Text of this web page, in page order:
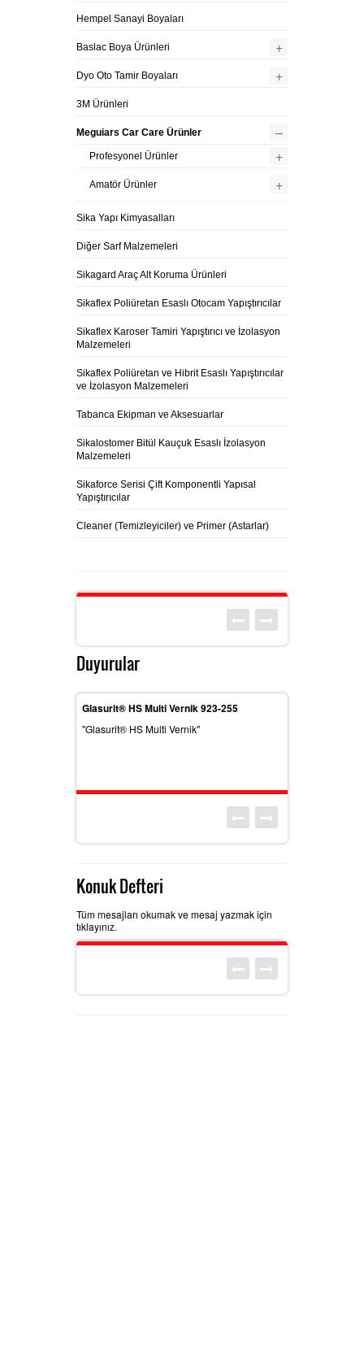
Hempel Sanayi Boyaları
Baslac Boya Ürünleri +
Dyo Oto Tamir Boyaları +
3M Ürünleri
Meguiars Car Care Ürünler –
Profesyonel Ürünler +
Amatör Ürünler +
Sika Yapı Kimyasalları
Diğer Sarf Malzemeleri
Sikagard Araç Alt Koruma Ürünleri
Sikaflex Poliüretan Esaslı Otocam Yapıştırıcılar
Sikaflex Karoser Tamiri Yapıştırıcı ve İzolasyon
Malzemeleri
Sikaflex Poliüretan ve Hibrit Esaslı Yapıştırıcılar
ve İzolasyon Malzemeleri
Tabanca Ekipman ve Aksesuarlar
Sikalostomer Bitül Kauçuk Esaslı İzolasyon
Malzemeleri
Sikaforce Serisi Çift Komponentli Yapısal
Yapıştırıcılar
Cleaner (Temizleyiciler) ve Primer (Astarlar)
Duyurular
Glasurit® HS Multi Vernik 923-255
"Glasurit® HS Multi Vernik"
Konuk Defteri
Tüm mesajları okumak ve mesaj yazmak için
tıklayınız.